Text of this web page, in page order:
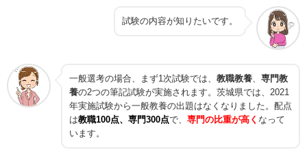
試験の内容が知りたいです。
一般選考の場合、まず1次試験では、 教職教養
専門教
養の2つの筆記試験が実施されます。茨城県では、2021
年実施試験から一般教養の出題はなくなりました。配点
は教職100点、専門300点で、 専門の比重が高く なって
います。